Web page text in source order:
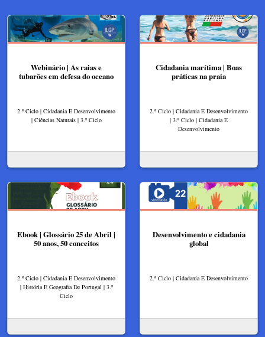
Webinário | As raias e
tubarões em defesa do oceano
2.º Ciclo | Cidadania E Desenvolvimento
| Ciências Naturais | 3.º Ciclo
Cidadania marítima | Boas
práticas na praia
2.º Ciclo | Cidadania E Desenvolvimento
| 3.º Ciclo | Cidadania E
Desenvolvimento
Ebook | Glossário 25 de Abril |
50 anos, 50 conceitos
2.º Ciclo | Cidadania E Desenvolvimento
| História E Geografia De Portugal | 3.º
Ciclo
Desenvolvimento e cidadania
global
2.º Ciclo | Cidadania E Desenvolvimento